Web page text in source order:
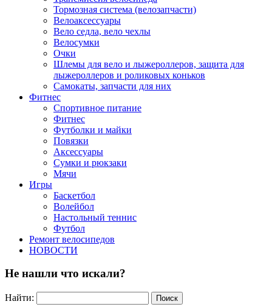
Тормозная система (велозапчасти)
Велоаксессуары
Вело седла, вело чехлы
Велосумки
Очки
Шлемы для вело и лыжероллеров, защита для
лыжероллеров и роликовых коньков
Самокаты, запчасти для них
Фитнес
Спортивное питание
Фитнес
Футболки и майки
Повязки
Аксессуары
Сумки и рюкзаки
Мячи
Игры
Баскетбол
Волейбол
Настольный теннис
Футбол
Ремонт велосипедов
НОВОСТИ
Не нашли что искали?
Найти: